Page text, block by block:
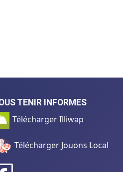
TENIR INFORMES
Télécharger Illiwap
Télécharger Jouons Local